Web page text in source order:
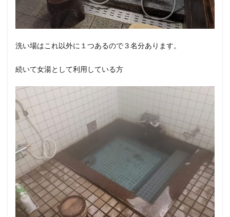
洗い場はこれ以外に１つあるので３名分あります。
続いて女湯として利用している方